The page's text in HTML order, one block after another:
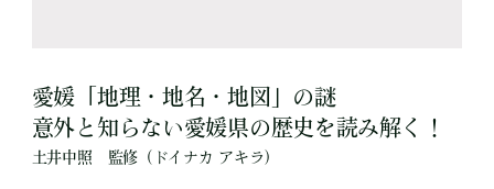
愛媛「地理・地名・地図」の謎
意外と知らない愛媛県の歴史を読み解く！
土井中照 監修 （ドイナカ アキラ）